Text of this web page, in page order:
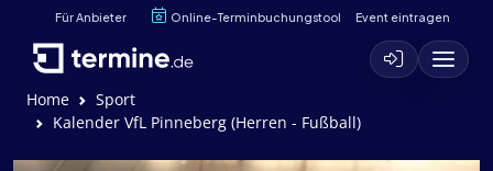
Für Anbieter Online-Terminbuchungstool Event eintragen
Home
Sport
Kalender VfL Pinneberg (Herren - Fußball)